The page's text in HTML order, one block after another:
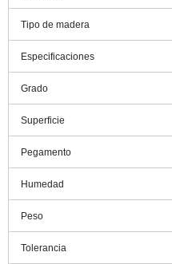
Tipo de madera
Especificaciones
Grado
Superficie
Pegamento
Humedad
Peso
Tolerancia